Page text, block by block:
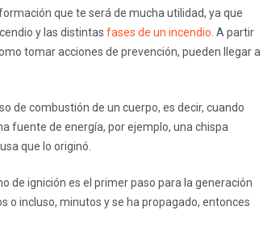
que te será de mucha utilidad, ya que
y las distintas fases de un incendio . A partir
tomar acciones de prevención, pueden llegar a
de combustión de un cuerpo, es decir, cuando
fuente de energía, por ejemplo, una chispa
que lo originó.
de ignición es el primer paso para la generación
o incluso, minutos y se ha propagado, entonces